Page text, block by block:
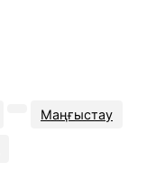
Маңғыстау